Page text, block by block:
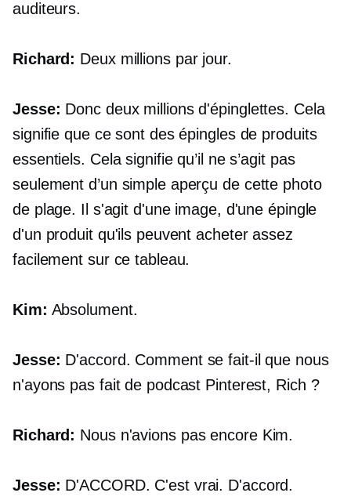
auditeurs.
Richard: Deux millions par jour.
Jesse: Donc deux millions d'épinglettes. Cela
signifie que ce sont des épingles de produits
essentiels. Cela signifie qu’il ne s’agit pas
seulement d’un simple aperçu de cette photo
de plage. Il s'agit d'une image, d'une épingle
d'un produit qu'ils peuvent acheter assez
facilement sur ce tableau.
Kim: Absolument.
Jesse: D'accord. Comment se fait-il que nous
n'ayons pas fait de podcast Pinterest, Rich ?
Richard: Nous n'avions pas encore Kim.
Jesse: D'ACCORD. C'est vrai. D'accord.